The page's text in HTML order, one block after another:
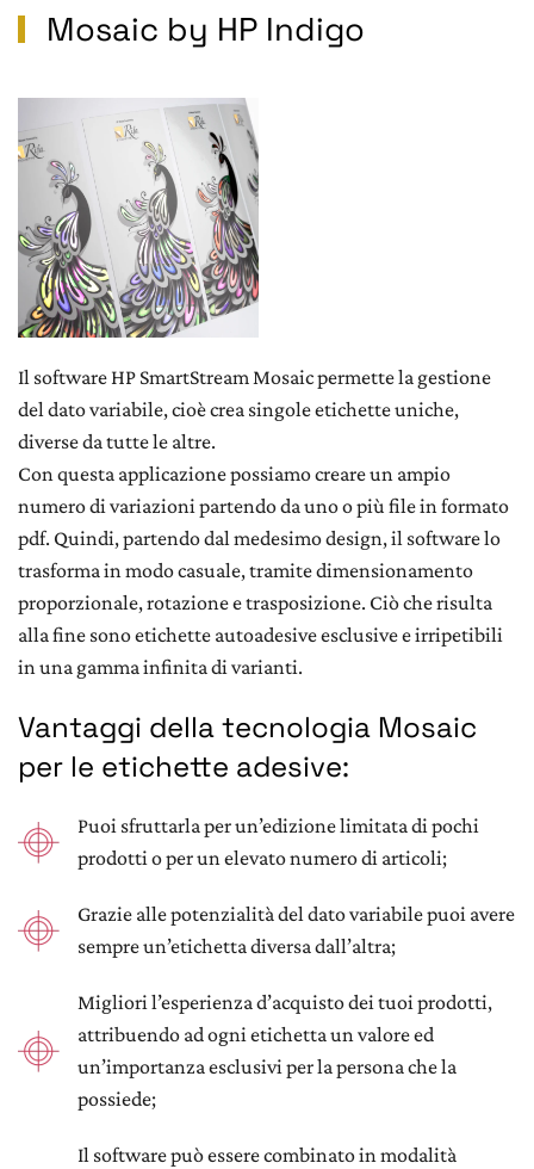
Mosaic by HP Indigo
Il software HP SmartStream Mosaic permette la gestione
del dato variabile, cioè crea singole etichette uniche,
diverse da tutte le altre.
Con questa applicazione possiamo creare un ampio
numero di variazioni partendo da uno o più file in formato
pdf. Quindi, partendo dal medesimo design, il software lo
trasforma in modo casuale, tramite dimensionamento
proporzionale, rotazione e trasposizione. Ciò che risulta
alla fine sono etichette autoadesive esclusive e irripetibili
in una gamma infinita di varianti.
Vantaggi della tecnologia Mosaic
per le etichette adesive:
Puoi sfruttarla per un’edizione limitata di pochi
prodotti o per un elevato numero di articoli;
Grazie alle potenzialità del dato variabile puoi avere
sempre un’etichetta diversa dall’altra;
Migliori l’esperienza d’acquisto dei tuoi prodotti,
attribuendo ad ogni etichetta un valore ed
un’importanza esclusivi per la persona che la
possiede;
Il software può essere combinato in modalità